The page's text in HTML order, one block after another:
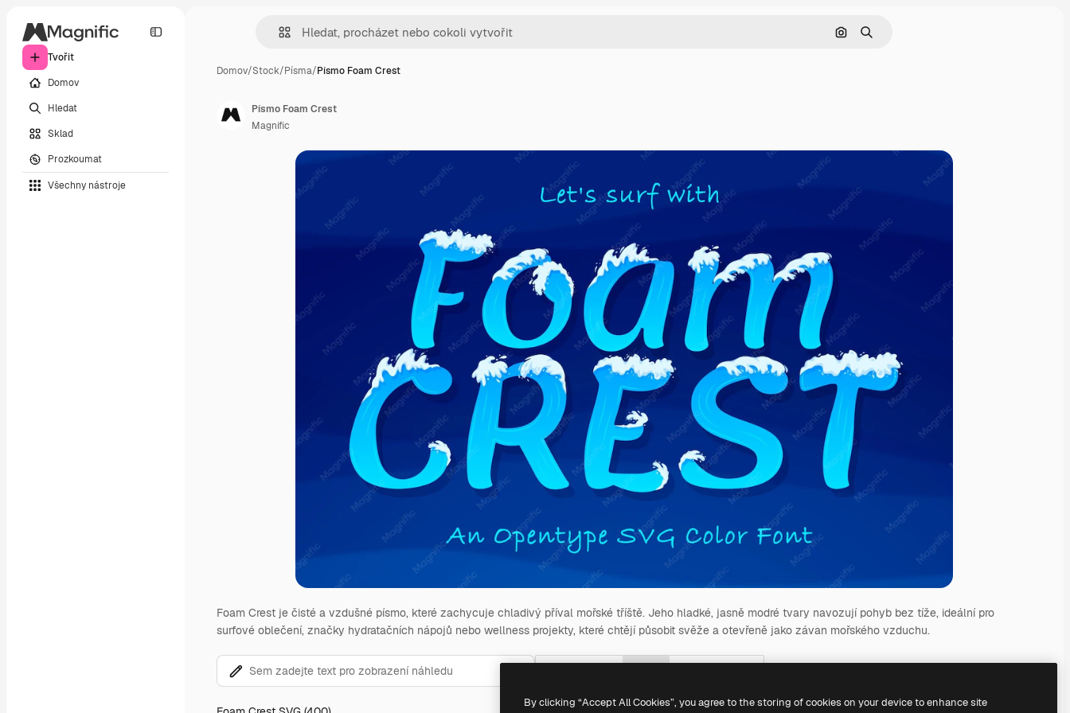
Tvořit
Domov
Hledat
Sklad
Prozkoumat
Všechny nástroje
Hledat podle obrázku
Hledat
Domov/Stock/Písma/Písmo Foam Crest
Písmo Foam Crest
Magnific
Foam Crest je čisté a vzdušné písmo, které zachycuje chladivý příval mořské tříště. Jeho hladké, jasně modré tvary navozují pohyb bez tíže, ideální pro
surfové oblečení, značky hydratačních nápojů nebo wellness projekty, které chtějí působit svěže a otevřeně jako závan mořského vzduchu.
By clicking “Accept All Cookies”, you agree to the storing of cookies on your device to enhance site